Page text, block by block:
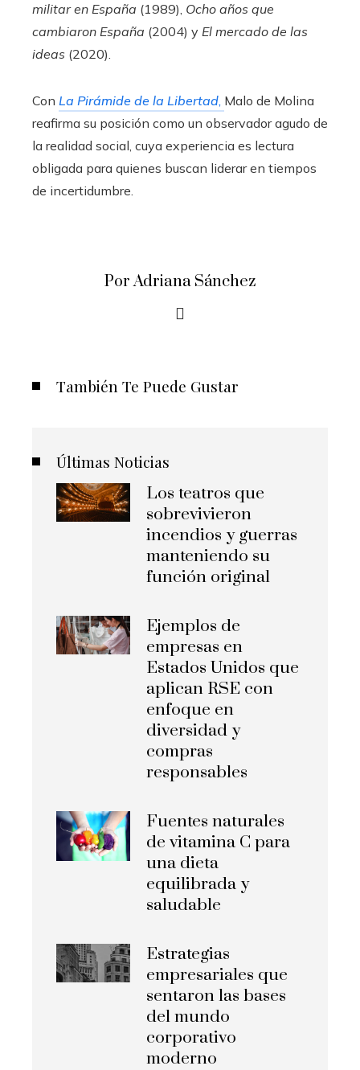
militar en España (1989), Ocho años que
cambiaron España (2004) y El mercado de las
ideas (2020).
Con La Pirámide de la Libertad, Malo de Molina
reafirma su posición como un observador agudo de
la realidad social, cuya experiencia es lectura
obligada para quienes buscan liderar en tiempos
de incertidumbre.
Por Adriana Sánchez
También Te Puede Gustar
Últimas Noticias
Los teatros que
sobrevivieron
incendios y guerras
manteniendo su
función original
Ejemplos de
empresas en
Estados Unidos que
aplican RSE con
enfoque en
diversidad y
compras
responsables
Fuentes naturales
de vitamina C para
una dieta
equilibrada y
saludable
Estrategias
empresariales que
sentaron las bases
del mundo
corporativo
moderno